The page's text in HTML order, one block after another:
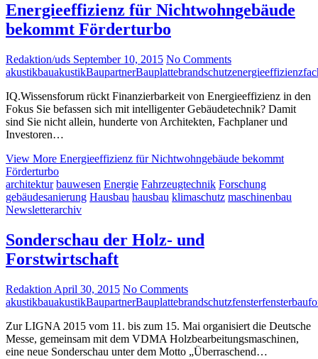
Energieeffizienz für Nichtwohngebäude
bekommt Förderturbo
Redaktion/uds September 10, 2015 No Comments
akustikbauakustikBaupartnerBauplattebrandschutzenergieeffizienz
IQ.Wissensforum rückt Finanzierbarkeit von Energieeffizienz in den
Fokus Sie befassen sich mit intelligenter Gebäudetechnik? Damit
sind Sie nicht allein, hunderte von Architekten, Fachplaner und
Investoren…
View More Energieeffizienz für Nichtwohngebäude bekommt
Förderturbo
architektur bauwesen Energie Fahrzeugtechnik Forschung
gebäudesanierung Hausbau hausbau klimaschutz maschinenbau
Newsletterarchiv
Sonderschau der Holz- und
Forstwirtschaft
Redaktion April 30, 2015 No Comments
akustikbauakustikBaupartnerBauplattebrandschutzfensterfensterbau
Zur LIGNA 2015 vom 11. bis zum 15. Mai organisiert die Deutsche
Messe, gemeinsam mit dem VDMA Holzbearbeitungsmaschinen,
eine neue Sonderschau unter dem Motto „Überraschend…